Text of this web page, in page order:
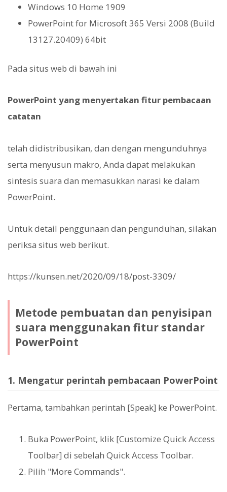
Windows 10 Home 1909
PowerPoint for Microsoft 365 Versi 2008 (Build
13127.20409) 64bit
Pada situs web di bawah ini
PowerPoint yang menyertakan fitur pembacaan
catatan
telah didistribusikan, dan dengan mengunduhnya
serta menyusun makro, Anda dapat melakukan
sintesis suara dan memasukkan narasi ke dalam
PowerPoint.
Untuk detail penggunaan dan pengunduhan, silakan
periksa situs web berikut.
https://kunsen.net/2020/09/18/post-3309/
Metode pembuatan dan penyisipan
suara menggunakan fitur standar
PowerPoint
1. Mengatur perintah pembacaan PowerPoint
Pertama, tambahkan perintah [Speak] ke PowerPoint.
Buka PowerPoint, klik [Customize Quick Access
Toolbar] di sebelah Quick Access Toolbar.
Pilih "More Commands".